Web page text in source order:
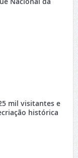
mil visitantes e
histórica